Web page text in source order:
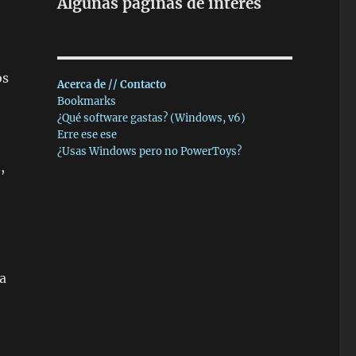
Acerca de // Contacto
Bookmarks
¿Qué software gastas? (Windows, v6)
Erre ese ese
¿Usas Windows pero no PowerToys?